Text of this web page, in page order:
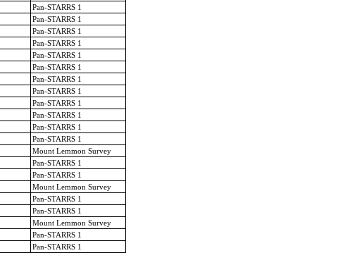
Pan-STARRS 1
Pan-STARRS 1
Pan-STARRS 1
Pan-STARRS 1
Pan-STARRS 1
Pan-STARRS 1
Pan-STARRS 1
Pan-STARRS 1
Pan-STARRS 1
Pan-STARRS 1
Pan-STARRS 1
Pan-STARRS 1
Mount Lemmon Survey
Pan-STARRS 1
Pan-STARRS 1
Mount Lemmon Survey
Pan-STARRS 1
Pan-STARRS 1
Mount Lemmon Survey
Pan-STARRS 1
Pan-STARRS 1